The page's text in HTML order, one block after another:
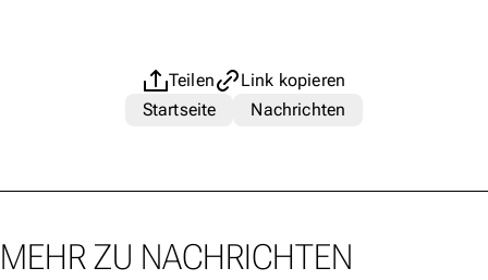
Teilen
Link kopieren
Startseite
Nachrichten
MEHR ZU NACHRICHTEN